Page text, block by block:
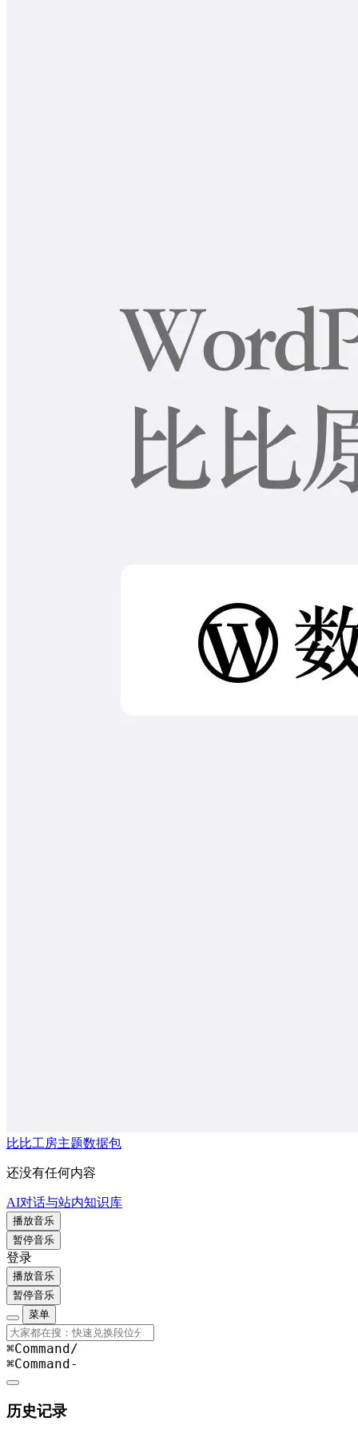
比比工房主题数据包
还没有任何内容
AI对话与站内知识库
播放音乐
暂停音乐
登录
播放音乐
暂停音乐
菜单
⌘Command /
⌘Command -
历史记录